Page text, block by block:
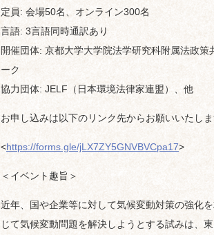
定員: 会場50名、オンライン300名
言語: 3言語同時通訳あり
開催団体: 京都大学大学院法学研究科附属法政
ーク
協力団体: JELF（日本環境法律家連盟）、他
お申し込みは以下のリンク先からお願いいたし
<https://forms.gle/jLX7ZY5GNVBVCpa17>
＜イベント趣旨＞
近年、国や企業等に対して気候変動対策の強化
じて気候変動問題を解決しようとする試みは、